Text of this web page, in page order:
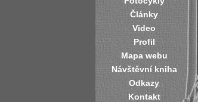
Články
Video
Profil
Mapa webu
Návštěvní kniha
Odkazy
Kontakt